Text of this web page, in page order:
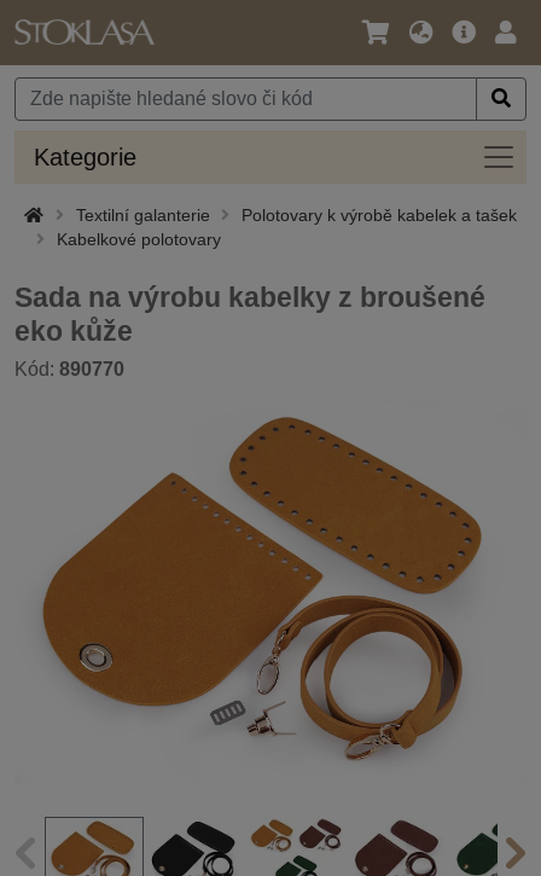
Jazyk
Měna
Hlavní
Kategorie
Textilní galanterie
Polotovary k výrobě kabelek a tašek
Kabelkové polotovary
Sada na výrobu kabelky z broušené
eko kůže
Kód: 890770